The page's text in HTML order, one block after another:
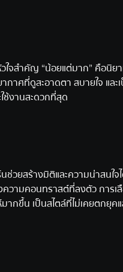
จสำคัญ “น้อยแต่มาก” คือนิย
าศที่ดูสะอาดตา สบายใจ แล
ช้งานสะดวกที่สุด
วยสร้างมิติและความน่าสนใ
วามคอนทราสต์ที่ลงตัว การ
ากขึ้น เป็นสไตล์ที่ไม่เคยตกยุค